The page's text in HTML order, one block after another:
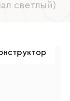
светлый)